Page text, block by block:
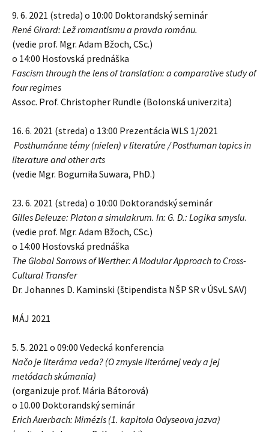
9. 6. 2021 (streda) o 10:00 Doktorandský seminár
René Girard: Lež romantismu a pravda románu.
(vedie prof. Mgr. Adam Bžoch, CSc.)
o 14:00 Hosťovská prednáška
Fascism through the lens of translation: a comparative study of
four regimes
Assoc. Prof. Christopher Rundle (Bolonská univerzita)
16. 6. 2021 (streda) o 13:00 Prezentácia WLS 1/2021
Posthumánne témy (nielen) v literatúre /Posthuman topics in
literature and other arts
(vedie Mgr. Bogumiła Suwara, PhD.)
23. 6. 2021 (streda) o 10:00 Doktorandský seminár
Gilles Deleuze: Platon a simulakrum. In: G. D.: Logika smyslu.
(vedie prof. Mgr. Adam Bžoch, CSc.)
o 14:00 Hosťovská prednáška
The Global Sorrows of Werther: A Modular Approach to Cross-
Cultural Transfer
Dr. Johannes D. Kaminski (štipendista NŠP SR v ÚSvL SAV)
MÁJ 2021
5. 5. 2021 o 09:00 Vedecká konferencia
Načo je literárna veda? (O zmysle literárnej vedy a jej
metódach skúmania)
(organizuje prof. Mária Bátorová)
o 10.00 Doktorandský seminár
Erich Auerbach: Mimézis (1. kapitola Odyseova jazva)